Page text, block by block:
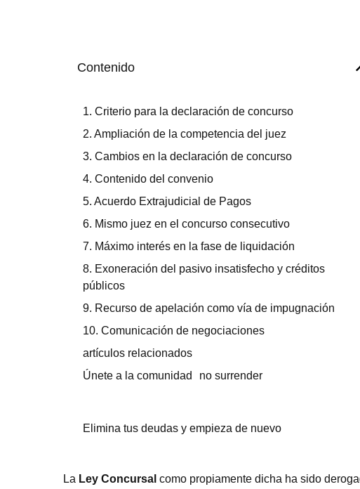
Contenido
1. Criterio para la declaración de concurso
2. Ampliación de la competencia del juez
3. Cambios en la declaración de concurso
4. Contenido del convenio
5. Acuerdo Extrajudicial de Pagos
6. Mismo juez en el concurso consecutivo
7. Máximo interés en la fase de liquidación
8. Exoneración del pasivo insatisfecho y créditos
públicos
9. Recurso de apelación como vía de impugnación
10. Comunicación de negociaciones
artículos relacionados
Únete a la comunidad no surrender
Elimina tus deudas y empieza de nuevo
La Ley Concursal como propiamente dicha ha sido